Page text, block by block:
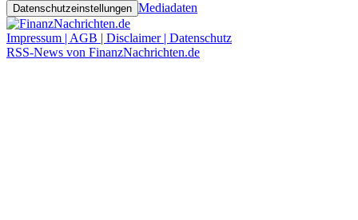
Datenschutzeinstellungen Mediadaten
Impressum | AGB | Disclaimer | Datenschutz
RSS-News von FinanzNachrichten.de